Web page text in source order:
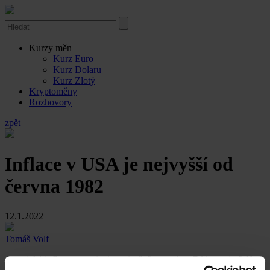
Kurzy měn
Kurz Euro
Kurz Dolaru
Kurz Zlotý
Kryptoměny
Rozhovory
zpět
Inflace v USA je nejvyšší od
června 1982
12.1.2022
Tomáš Volf
Americká inflace v prosinci meziročně vzrostla o 7 %, meziměsíčně